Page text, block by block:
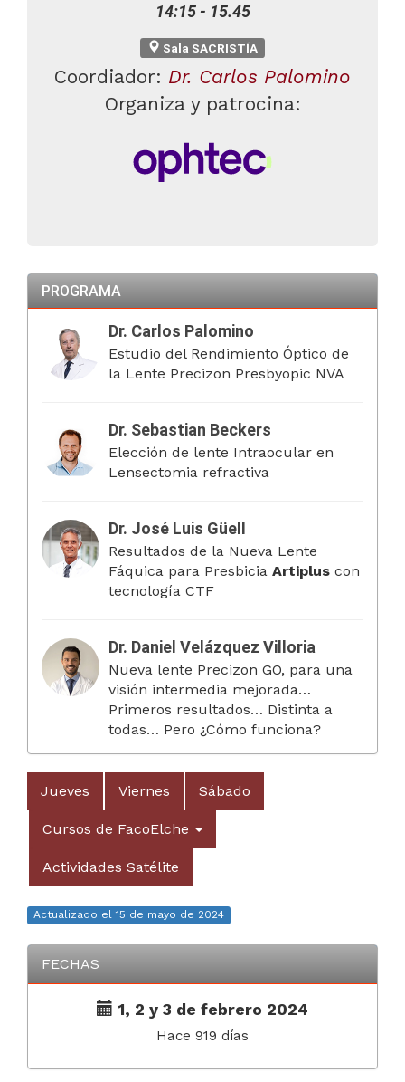
14:15 - 15.45
Sala SACRISTÍA
Coordiador: Dr. Carlos Palomino
Organiza y patrocina:
PROGRAMA
Dr. Carlos Palomino
Estudio del Rendimiento Óptico de
la Lente Precizon Presbyopic NVA
Dr. Sebastian Beckers
Elección de lente Intraocular en
Lensectomia refractiva
Dr. José Luis Güell
Resultados de la Nueva Lente
Fáquica para Presbicia Artiplus con
tecnología CTF
Dr. Daniel Velázquez Villoria
Nueva lente Precizon GO, para una
visión intermedia mejorada…
Primeros resultados… Distinta a
todas… Pero ¿Cómo funciona?
Jueves Viernes Sábado
Cursos de FacoElche
Actividades Satélite
Actualizado el 15 de mayo de 2024
FECHAS
1, 2 y 3 de febrero 2024
Hace 919 días